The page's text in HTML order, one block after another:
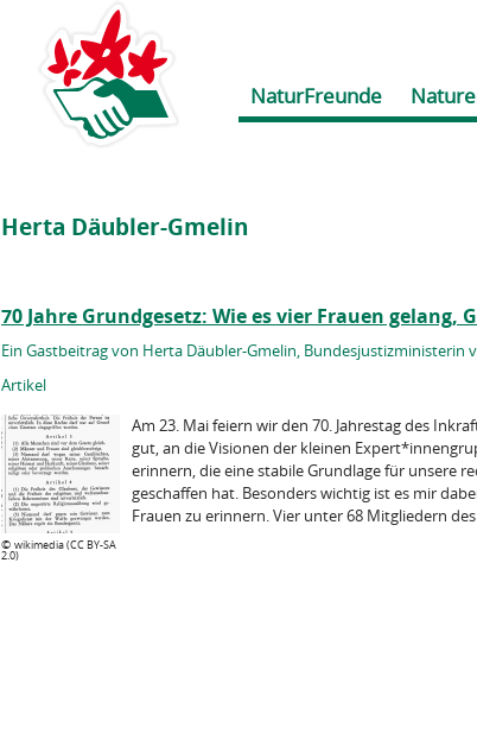
NaturFreunde
Herta Däubler-Gmelin
70 Jahre Grundgesetz: Wie es vier Frauen gelang,
Ein Gastbeitrag von Herta Däubler-Gmelin, Bundesjustizministerin
Artikel
© wikimedia (CC BY-SA
2.0)
Am 23. Mai feiern wir den 70. Jahrestag des
gut, an die Visionen der kleinen
erinnern, die eine stabile Grundlage für unsere
geschaffen hat. Besonders wichtig ist es mir
Frauen zu erinnern. Vier unter 68 Mitgliedern